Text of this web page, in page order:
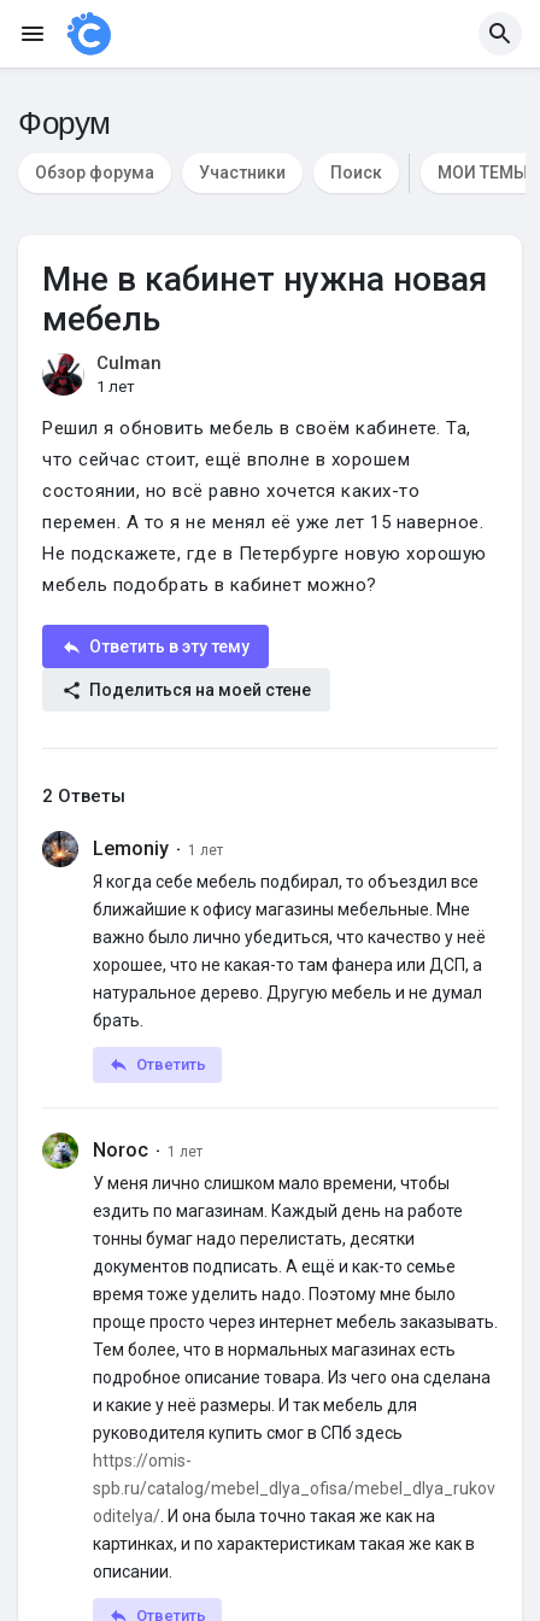
Форум
Обзор форума Участники Поиск МОИ ТЕМЫ
Мне в кабинет нужна новая
мебель
Culman
1 лет
Решил я обновить мебель в своём кабинете. Та,
что сейчас стоит, ещё вполне в хорошем
состоянии, но всё равно хочется каких-то
перемен. А то я не менял её уже лет 15 наверное.
Не подскажете, где в Петербурге новую хорошую
мебель подобрать в кабинет можно?
Ответить в эту тему
Поделиться на моей стене
2 Ответы
Lemoniy · 1 лет
Я когда себе мебель подбирал, то объездил все
ближайшие к офису магазины мебельные. Мне
важно было лично убедиться, что качество у неё
хорошее, что не какая-то там фанера или ДСП, а
натуральное дерево. Другую мебель и не думал
брать.
Ответить
Noroc · 1 лет
У меня лично слишком мало времени, чтобы
ездить по магазинам. Каждый день на работе
тонны бумаг надо перелистать, десятки
документов подписать. А ещё и как-то семье
время тоже уделить надо. Поэтому мне было
проще просто через интернет мебель заказывать.
Тем более, что в нормальных магазинах есть
подробное описание товара. Из чего она сделана
и какие у неё размеры. И так мебель для
руководителя купить смог в СПб здесь
https://omis-
spb.ru/catalog/mebel_dlya_ofisa/mebel_dlya_rukov
oditelya/ . И она была точно такая же как на
картинках, и по характеристикам такая же как в
описании.
Ответить